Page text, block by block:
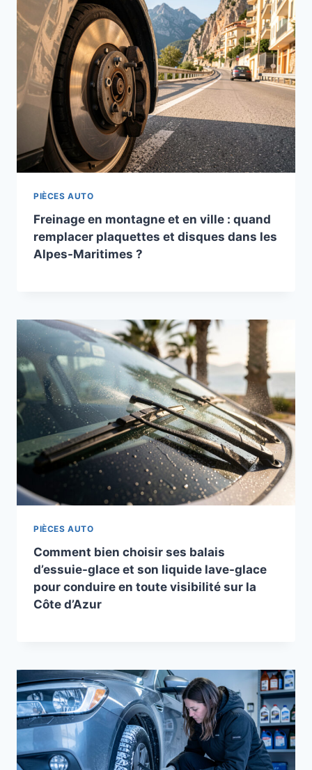
PIÈCES AUTO
Freinage en montagne et en ville : quand
remplacer plaquettes et disques dans les
Alpes-Maritimes ?
PIÈCES AUTO
Comment bien choisir ses balais
d’essuie-glace et son liquide lave-glace
pour conduire en toute visibilité sur la
Côte d’Azur